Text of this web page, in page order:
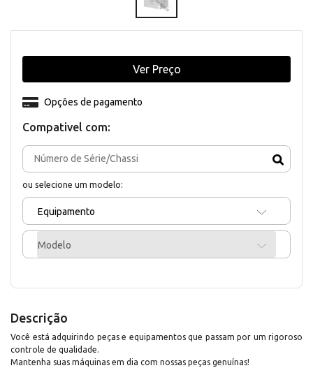
Compativel com:
ou selecione um modelo:
Equipamento
Modelo
Opções de pagamento
Ver Preço
Descrição
Você está adquirindo peças e equipamentos que passam por um rigoroso
controle de qualidade.
Mantenha suas máquinas em dia com nossas peças genuínas!